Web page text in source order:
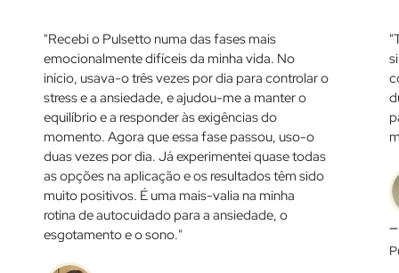
"Recebi o Pulsetto numa das fases mais
emocionalmente difíceis da minha vida. No
início, usava-o três vezes por dia para controlar o
stress e a ansiedade, e ajudou-me a manter o
equilíbrio e a responder às exigências do
momento. Agora que essa fase passou, uso-o
duas vezes por dia. Já experimentei quase todas
as opções na aplicação e os resultados têm sido
muito positivos. É uma mais-valia na minha
rotina de autocuidado para a ansiedade, o
esgotamento e o sono."